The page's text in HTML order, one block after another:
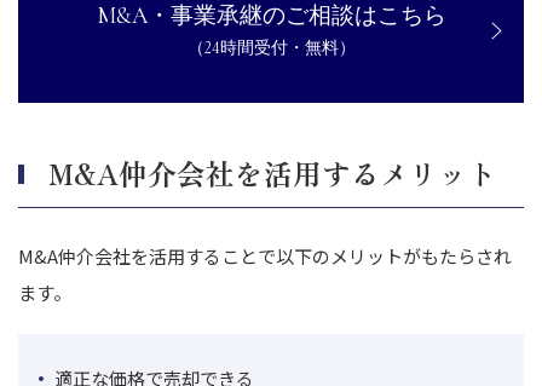
M&A・事業承継のご相談はこちら
（24時間受付・無料）
M&A仲介会社を活用するメリット
M&A仲介会社を活用することで以下のメリットがもたらされ
ます。
適正な価格で売却できる